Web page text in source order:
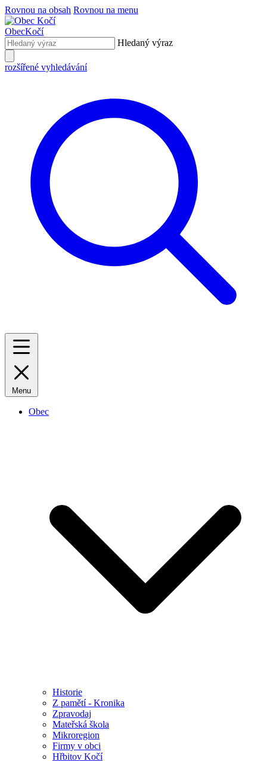
Rovnou na obsah Rovnou na menu
ObecKočí
Hledaný výraz
rozšířené vyhledávání
Menu
Obec
Historie
Z pamětí - Kronika
Zpravodaj
Mateřská škola
Mikroregion
Firmy v obci
Hřbitov Kočí